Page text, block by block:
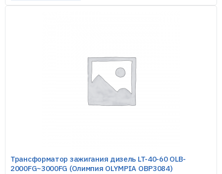
Трансформатор зажигания дизель LT-40-60 OLB-
2000FG~3000FG (Олимпия OLYMPIA OBP3084)